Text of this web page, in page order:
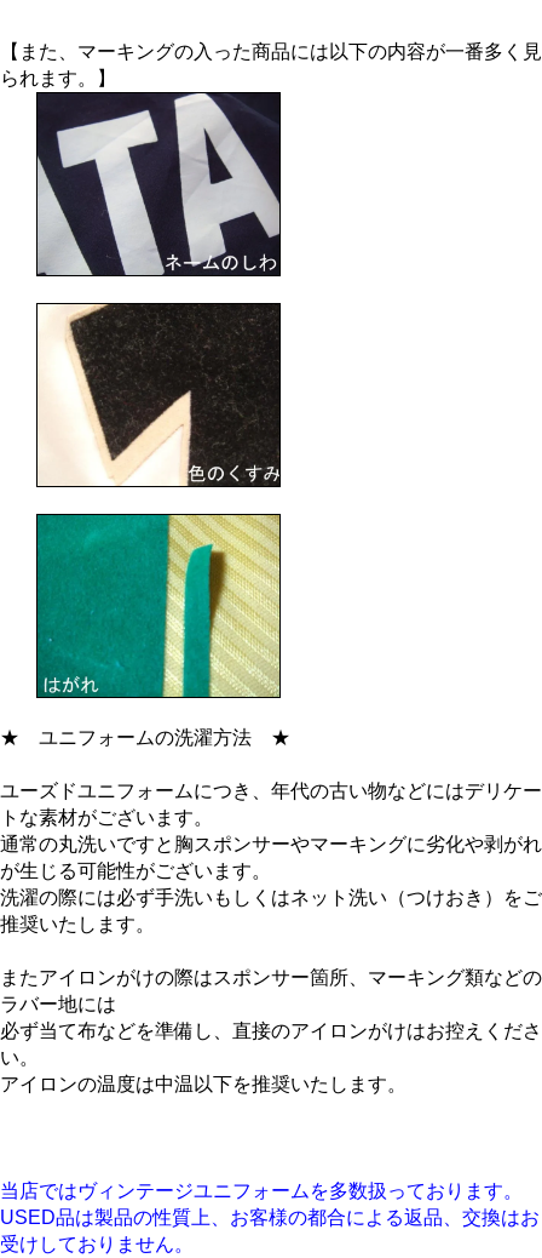
【また、マーキングの入った商品には以下の内容が一番多く見
られます。】
★ ユニフォームの洗濯方法 ★
ユーズドユニフォームにつき、年代の古い物などにはデリケー
トな素材がございます。
通常の丸洗いですと胸スポンサーやマーキングに劣化や剥がれ
が生じる可能性がございます。
洗濯の際には必ず手洗いもしくはネット洗い（つけおき）をご
推奨いたします。
またアイロンがけの際はスポンサー箇所、マーキング類などの
ラバー地には
必ず当て布などを準備し、直接のアイロンがけはお控えくださ
い。
アイロンの温度は中温以下を推奨いたします。
当店ではヴィンテージユニフォームを多数扱っております。
USED品は製品の性質上、お客様の都合による返品、交換はお
受けしておりません。